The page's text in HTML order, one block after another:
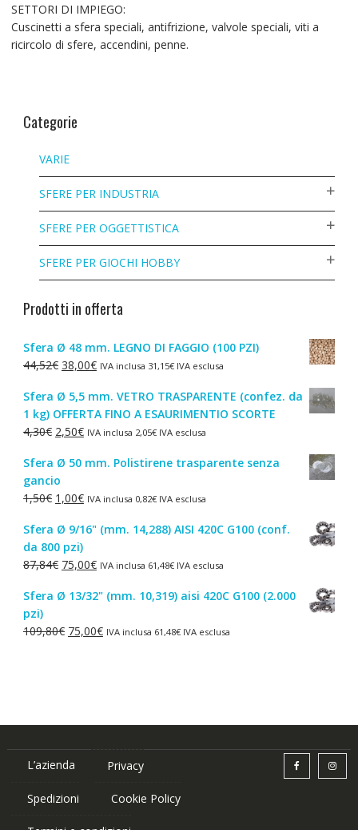
SETTORI DI IMPIEGO:
Cuscinetti a sfera speciali, antifrizione, valvole speciali, viti a
ricircolo di sfere, accendini, penne.
Categorie
VARIE
SFERE PER INDUSTRIA
SFERE PER OGGETTISTICA
SFERE PER GIOCHI HOBBY
Prodotti in offerta
Sfera Ø 48 mm. LEGNO DI FAGGIO (100 PZI)
44,52€ Il
originale
era:
44,52€.
38,00€Il
attuale
è:
38,00€.
IVA inclusa 31,15€IVA esclusa
Sfera Ø 5,5 mm. VETRO TRASPARENTE (confez. da
1 kg) OFFERTA FINO A ESAURIMENTIO SCORTE
4,30€ Il
originale
era:
4,30€.
2,50€Il
attuale
2,50€.
IVA inclusa 2,05€IVA esclusa
Sfera Ø 50 mm. Polistirene trasparente senza
gancio
1,50€ Il
originale
era:
1,50€.
1,00€Il
attuale
è:
1,00€.
IVA inclusa 0,82€IVA esclusa
Sfera Ø 9/16" (mm. 14,288) AISI 420C G100 (conf.
da 800 pzi)
87,84€ Il
originale
87,84€.
75,00€Il
attuale
75,00€.
IVA inclusa 61,48€IVA esclusa
Sfera Ø 13/32" (mm. 10,319) aisi 420C G100 (2.000
pzi)
109,80€ Il
75,00€IlIVA inclusa 61,48€IVA esclusa
L’azienda Privacy
Spedizioni Cookie Policy